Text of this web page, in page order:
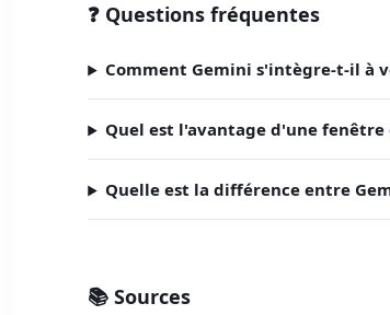
❓ Questions fréquentes
Comment Gemini s'intègre-t-il à
Quel est l'avantage d'une
Quelle est la différence entre
📚 Sources